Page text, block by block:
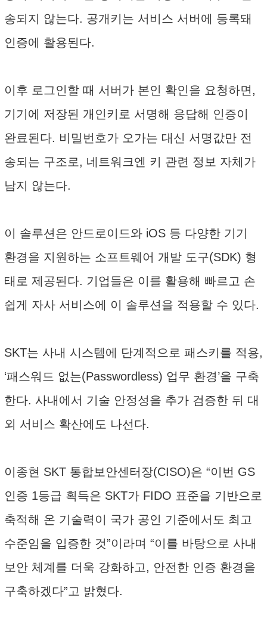
송되지 않는다. 공개키는 서비스 서버에 등록돼
인증에 활용된다.
이후 로그인할 때 서버가 본인 확인을 요청하면,
기기에 저장된 개인키로 서명해 응답해 인증이
완료된다. 비밀번호가 오가는 대신 서명값만 전
송되는 구조로, 네트워크엔 키 관련 정보 자체가
남지 않는다.
이 솔루션은 안드로이드와 iOS 등 다양한 기기
환경을 지원하는 소프트웨어 개발 도구(SDK) 형
태로 제공된다. 기업들은 이를 활용해 빠르고 손
쉽게 자사 서비스에 이 솔루션을 적용할 수 있다.
SKT는 사내 시스템에 단계적으로 패스키를 적용,
‘패스워드 없는(Passwordless) 업무 환경’을 구축
한다. 사내에서 기술 안정성을 추가 검증한 뒤 대
외 서비스 확산에도 나선다.
이종현 SKT 통합보안센터장(CISO)은 “이번 GS
인증 1등급 획득은 SKT가 FIDO 표준을 기반으로
축적해 온 기술력이 국가 공인 기준에서도 최고
수준임을 입증한 것”이라며 “이를 바탕으로 사내
보안 체계를 더욱 강화하고, 안전한 인증 환경을
구축하겠다”고 밝혔다.